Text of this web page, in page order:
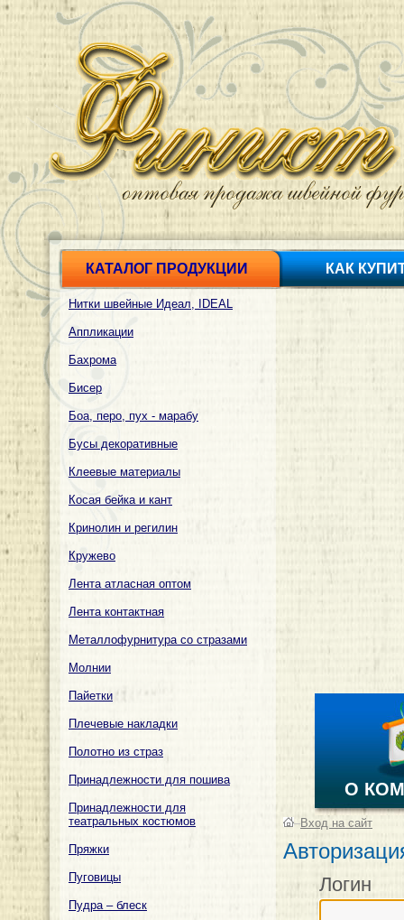
КАТАЛОГ ПРОДУКЦИИ КАК
Нитки швейные Идеал, IDEAL
Аппликации
Бахрома
Бисер
Боа, перо, пух - марабу
Бусы декоративные
Клеевые материалы
Косая бейка и кант
Кринолин и регилин
Кружево
Лента атласная оптом
Лента контактная
Металлофурнитура со стразами
Молнии
Пайетки
Плечевые накладки
Полотно из страз
Принадлежности для пошива
Принадлежности для
театральных костюмов
Пряжки
Пуговицы
Пудра – блеск
О
–Вход на сайт
Логин